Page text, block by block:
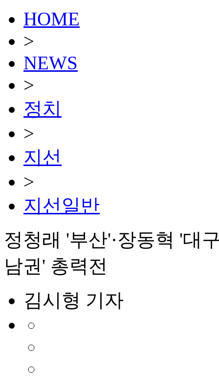
HOME
>
NEWS
>
정치
>
지선
>
지선일반
정청래 '부산'·장동혁 '대
남권' 총력전
김시형 기자